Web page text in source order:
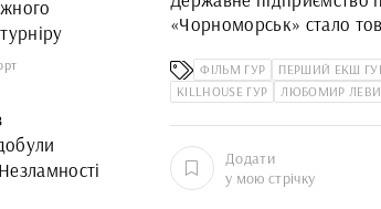
«Чорноморськ» стало
ФІЛЬМ ГУР ПЕРШИЙ ЕКШ
KILLHOUSE ГУР
ЛЮБОМИР
Додати
у мою стрічку